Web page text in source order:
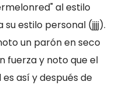
al estilo
su estilo personal (jjjj).
un parón en seco
fuerza y noto que el
así y después de